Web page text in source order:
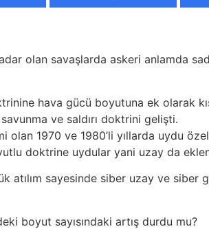
olan savaşlarda askeri anlamda
hava gücü boyutuna ek olarak
ve saldırı doktrini gelişti.
olan 1970 ve 1980’li yıllarda uydu
doktrine uydular yani uzay da
atılım sayesinde siber uzay ve siber
boyut sayısındaki artış durdu mu?